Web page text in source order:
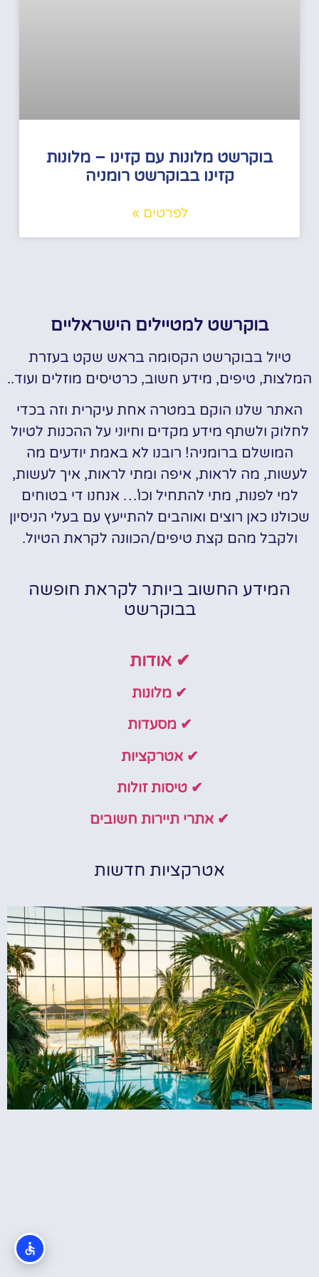
בוקרשט מלונות עם קזינו – מלונות
קזינו בבוקרשט רומניה
לפרטים »
בוקרשט למטיילים הישראליים
טיול בבוקרשט הקסומה בראש שקט בעזרת
המלצות, טיפים, מידע חשוב, כרטיסים מוזלים ועוד..
האתר שלנו הוקם במטרה אחת עיקרית וזה בכדי
לחלוק ולשתף מידע מקדים וחיוני על ההכנות לטיול
המושלם ברומניה! רובנו לא באמת יודעים מה
לעשות, מה לראות, איפה ומתי לראות, איך לעשות,
למי לפנות, מתי להתחיל וכו'… אנחנו די בטוחים
שכולנו כאן רוצים ואוהבים להתייעץ עם בעלי הניסיון
ולקבל מהם קצת טיפים/הכוונה לקראת הטיול.
המידע החשוב ביותר לקראת חופשה
בבוקרשט
✔ אודות
✔ מלונות
✔ מסעדות
✔ אטרקציות
✔ טיסות זולות
✔ אתרי תיירות חשובים
אטרקציות חדשות